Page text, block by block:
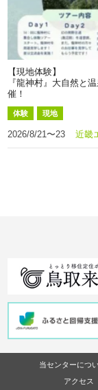
【現地体験】
『龍神村』大自然と
催！
体験 現地
2026/8/21〜23 近畿
当センターにつ
アクセス